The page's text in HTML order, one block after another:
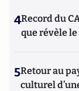
4Record du
que révèle
5Retour au
culturel